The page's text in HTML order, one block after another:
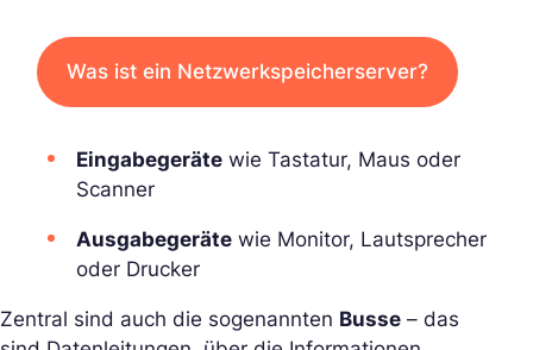
Was ist ein Netzwerkspeicherserver?
Eingabegeräte wie Tastatur, Maus oder
Scanner
Ausgabegeräte wie Monitor, Lautsprecher
oder Drucker
Zentral sind auch die sogenannten Busse – das